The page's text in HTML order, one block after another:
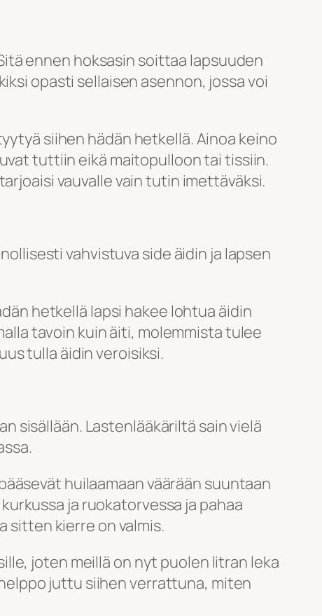
ennen hoksasin soittaa lapsuuden
opasti sellaisen asennon, jossa voi
siihen hädän hetkellä. Ainoa keino
tuttiin eikä maitopulloon tai tissiin.
vauvalle vain tutin imettäväksi.
vahvistuva side äidin ja lapsen
hetkellä lapsi hakee lohtua äidin
tavoin kuin äiti, molemmista tulee
tulla äidin veroisiksi.
sisällään. Lastenlääkäriltä sain vielä
huilaamaan väärään suuntaan
ja ruokatorvessa ja pahaa
sitten kierre on valmis.
joten meillä on nyt puolen litran leka
juttu siihen verrattuna, miten